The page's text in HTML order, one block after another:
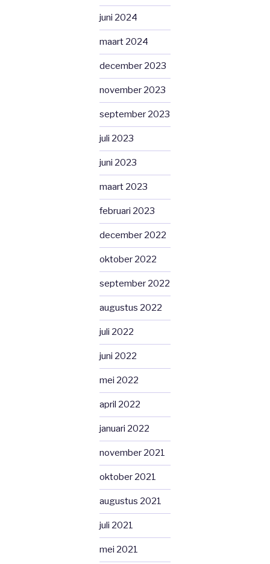
juni 2024
maart 2024
december 2023
november 2023
september 2023
juli 2023
juni 2023
maart 2023
februari 2023
december 2022
oktober 2022
september 2022
augustus 2022
juli 2022
juni 2022
mei 2022
april 2022
januari 2022
november 2021
oktober 2021
augustus 2021
juli 2021
mei 2021